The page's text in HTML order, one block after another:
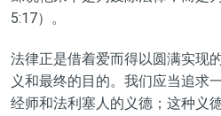
5:17）。
法律正是借着爱而得以圆满实现
义和最终的目的。我们应当追求
经师和法利塞人的义德；这种义